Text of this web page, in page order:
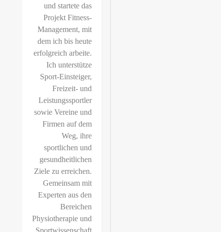
und startete das
Projekt Fitness-
Management, mit
dem ich bis heute
erfolgreich arbeite.
Ich unterstütze
Sport-Einsteiger,
Freizeit- und
Leistungssportler
sowie Vereine und
Firmen auf dem
Weg, ihre
sportlichen und
gesundheitlichen
Ziele zu erreichen.
Gemeinsam mit
Experten aus den
Bereichen
Physiotherapie und
Sportwissenschaft